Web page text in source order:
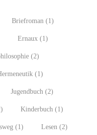
Briefroman (1)
Ernaux (1)
(2)
(1)
Jugendbuch (2)
Kinderbuch (1)
(1) Lesen (2)